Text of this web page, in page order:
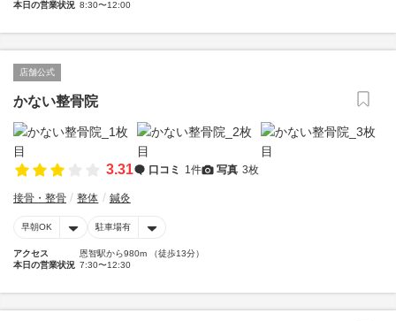
本日の営業状況 8:30〜12:00
店舗公式
かない整骨院
3.31 口コミ 1件 写真 3枚
接骨・整骨 整体 鍼灸
早朝OK 駐車場有
アクセス
恩智駅から980m （徒歩13分）
本日の営業状況 7:30〜12:30